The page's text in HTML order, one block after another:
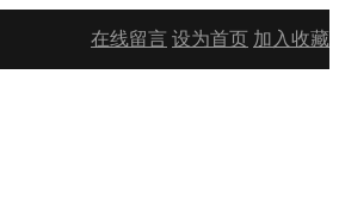
在线留言 设为首页 加入收藏